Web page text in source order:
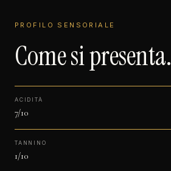
PROFILO SENSORIALE
Come si presenta.
ACIDITÀ
7/10
TANNINO
1/10